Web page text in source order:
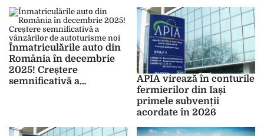
pentru Calitatea
Semințelor și Direcția
Agricolă din Iași se
reorganizează. Dispar
funcțiile de conducere
comuna Grozești: „Nu
avem destule acum, mai
trebuia și astea!”
Înmatriculările auto din
România în decembrie
2025! Creștere
semnificativă a
APIA virează în conturile
fermierilor din Iași
primele subvenții
acordate în 2026